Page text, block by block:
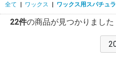
全て | ワックス | ワックス用スパチュラ
22件の商品が見つかりました